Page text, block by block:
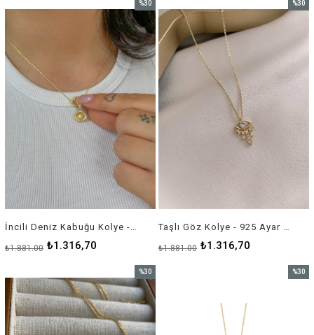
İncili Deniz Kabuğu Kolye - 925 Ayar Gümüş
₺1.316,70
₺1.881,00
%30
%30İndirim
Taşlı Göz Kolye - 925 Ayar Gümüş
₺1.316,70
₺1.881,00
%30
%30
İndirim
%30İndirim
%30